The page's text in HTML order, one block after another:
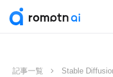
記事一覧 Stable